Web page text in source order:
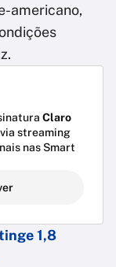
americano,
Claro
streaming
nas Smart
1,8